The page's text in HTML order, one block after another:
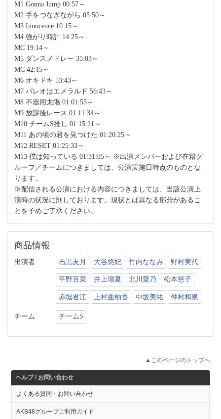
M1 Gonna Jump 00:57～
M2 手をつなぎながら 05:50～
M3 Innocence 10:15～
M4 強がり時計 14:25～
MC 19:14～
M5 ダンスメドレー 35:03～
MC 42:15～
M6 オキドキ 53:43～
M7 パレオはエメラルド 56:43～
M8 不器用太陽 01:01:55～
M9 放課後レース 01:11:34～
M10 チームS推し 01:15:21～
M11 あの頃の君を見つけた 01:20:25～
M12 RESET 01:25:33～
M13 僕は知っている 01:31:05～ ※出演メンバーおよび在籍グ
ループ／チームにつきましては、公演実施日時点のものとな
ります。
※配信される公演における内容につきましては、当該公演上
演時の状況に則しております。現状とは異なる部分があるこ
とを予めご了承ください。
商品情報
出演者 石黒友月 大谷悠妃 竹内ななみ 野村実代
平野百菜 井上瑠夏 北川愛乃 松本慈子
赤堀君江 上村亜柚香 中坂美祐 仲村和泉
チーム チームS
▲このページのトップへ
ヘルプ / お問い合わせ
よくある質問・お問い合わせ
AKB48グループご利用ガイド